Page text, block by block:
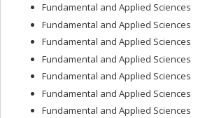
Fundamental and Applied Sciences
Fundamental and Applied Sciences
Fundamental and Applied Sciences
Fundamental and Applied Sciences
Fundamental and Applied Sciences
Fundamental and Applied Sciences
Fundamental and Applied Sciences